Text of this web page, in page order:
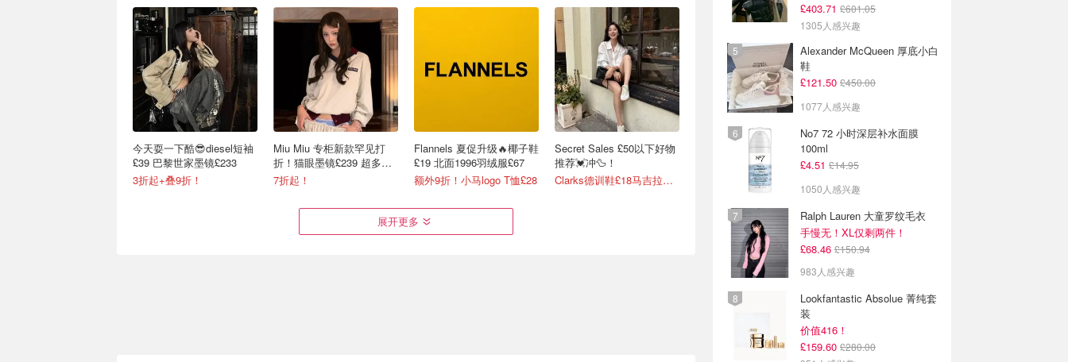
今天耍一下酷😎diesel短袖
£39 巴黎世家墨镜£233
3折起+叠9折！
Miu Miu 专柜新款罕见打
折！猫眼墨镜£239 超多博
主戴！
7折起！
Flannels 夏促升级🔥椰子鞋
£19 北面1996羽绒服£67
额外9折！小马logo T恤£28
Secret Sales £50以下好物
推荐💓冲🦆！
Clarks德训鞋£18马吉拉平替！
展开更多
£403.71 £601.05
1305人感兴趣
Alexander McQueen 厚底小白
鞋
£121.50 £450.00
1077人感兴趣
No7 72 小时深层补水面膜
100ml
£4.51 £14.95
1050人感兴趣
Ralph Lauren 大童罗纹毛衣
手慢无！XL仅剩两件！
£68.46 £150.94
983人感兴趣
Lookfantastic Absolue 菁纯套
装
价值416！
£159.60 £280.00